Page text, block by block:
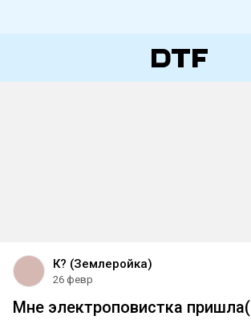
К? (Землеройка)
26 февр
Мне электроповистка пришла(